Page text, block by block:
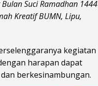
Suci Ramadhan 1444
Kreatif BUMN, Lipu,
kegiatan
harapan dapat
berkesinambungan.